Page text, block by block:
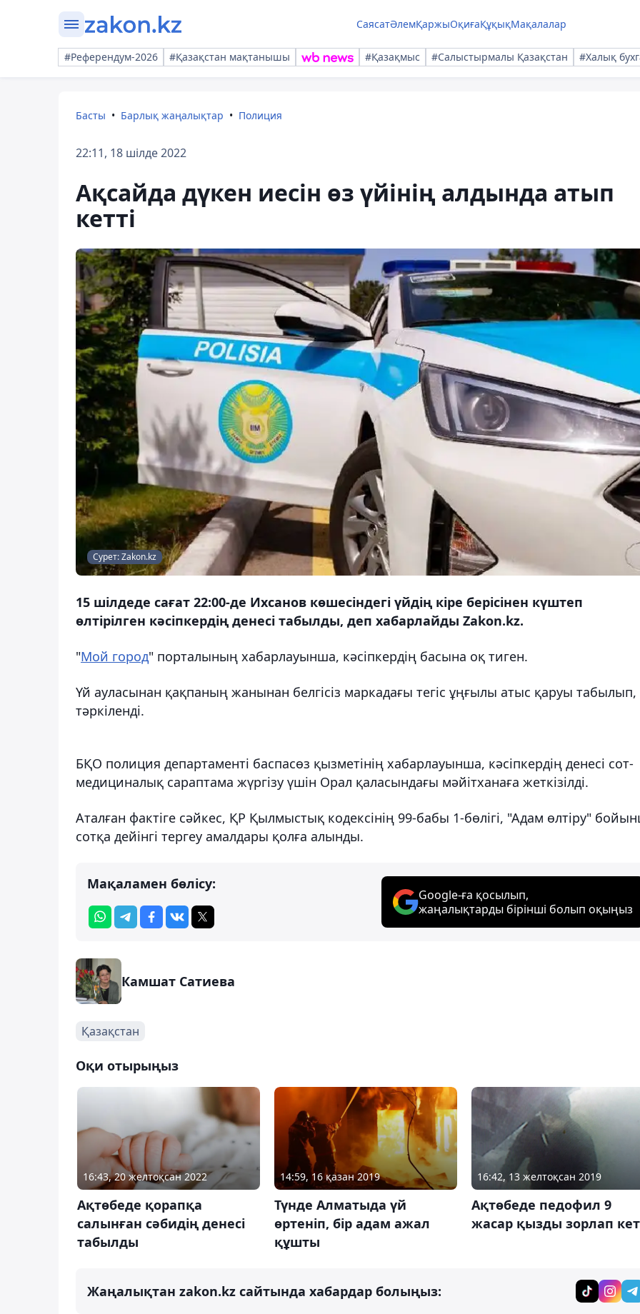
СаясатӘлемҚаржыОқиғаҚұқықМақалалар
#Референдум-2026 #Қазақстан мақтанышы #Қазақмыс #Салыстырмалы Қазақстан #Халық
Басты Барлық жаңалықтар Полиция
22:11, 18 шілде 2022
Ақсайда дүкен иесін өз үйінің алдында атып
кетті
Сурет: Zakon.kz
15 шілдеде сағат 22:00-де Ихсанов көшесіндегі үйдің кіре берісінен күштеп
өлтірілген кәсіпкердің денесі табылды, деп хабарлайды Zakon.kz.
"Мой город" порталының хабарлауынша, кәсіпкердің басына оқ тиген.
Үй ауласынан қақпаның жанынан белгісіз маркадағы тегіс ұңғылы атыс қаруы табылып,
тәркіленді.
БҚО полиция департаменті баспасөз қызметінің хабарлауынша, кәсіпкердің денесі сот-
медициналық сараптама жүргізу үшін Орал қаласындағы мәйітханаға жеткізілді.
Аталған фактіге сәйкес, ҚР Қылмыстық кодексінің 99-бабы 1-бөлігі, "Адам өлтіру"
сотқа дейінгі тергеу амалдары қолға алынды.
Мақаламен бөлісу:
Google-ға қосылып,
жаңалықтарды бірінші болып оқыңыз
Камшат Сатиева
Қазақстан
Оқи отырыңыз
16:43, 20 желтоқсан 2022
Ақтөбеде қорапқа
салынған сәбидің денесі
табылды
14:59, 16 қазан 2019
Түнде Алматыда үй
өртеніп, бір адам ажал
құшты
16:42, 13 желтоқсан 2019
Ақтөбеде педофил 9
жасар қызды зорлап
Жаңалықтан zakon.kz сайтында хабардар болыңыз: